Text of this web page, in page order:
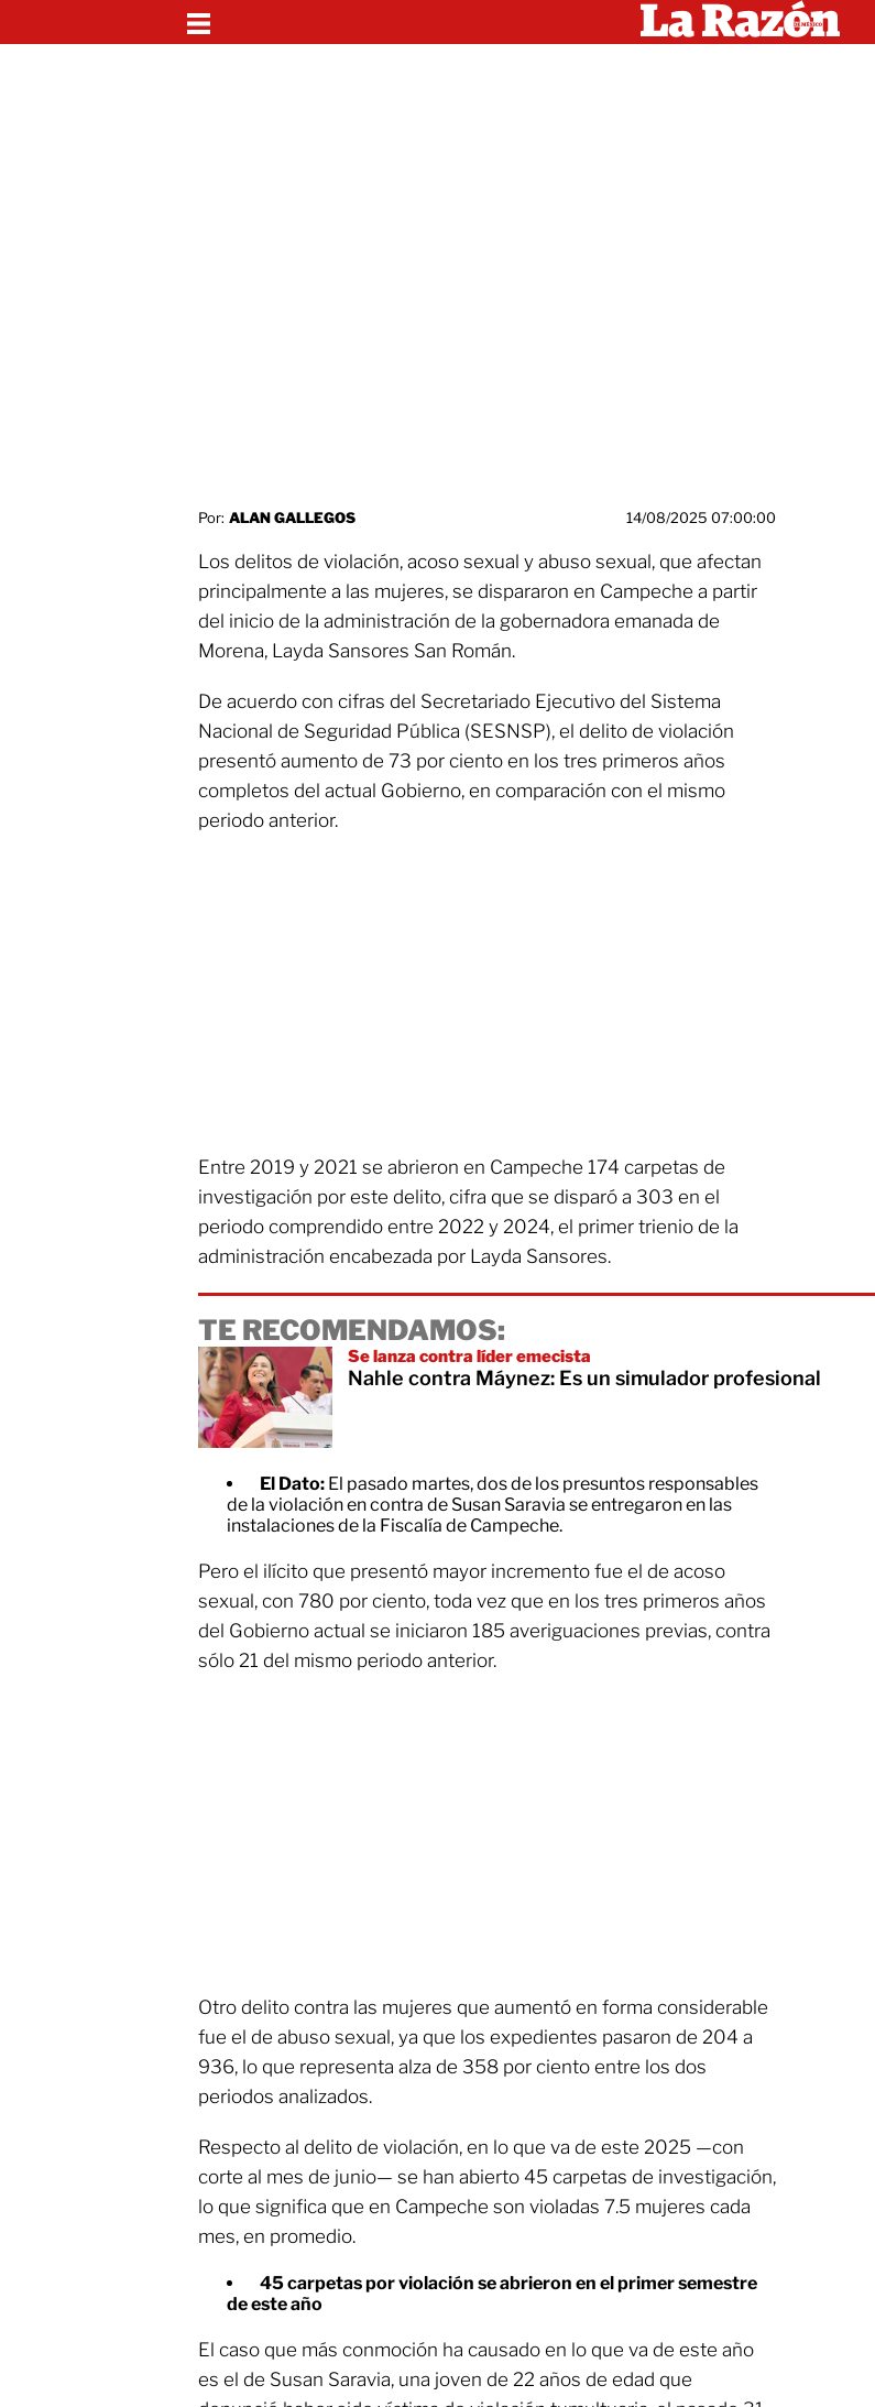
Por: ALAN GALLEGOS 14/08/2025 07:00:00
Los delitos de violación, acoso sexual y abuso sexual, que afectan
principalmente a las mujeres, se dispararon en Campeche a partir
del inicio de la administración de la gobernadora emanada de
Morena, Layda Sansores San Román.
De acuerdo con cifras del Secretariado Ejecutivo del Sistema
Nacional de Seguridad Pública (SESNSP), el delito de violación
presentó aumento de 73 por ciento en los tres primeros años
completos del actual Gobierno, en comparación con el mismo
periodo anterior.
Entre 2019 y 2021 se abrieron en Campeche 174 carpetas de
investigación por este delito, cifra que se disparó a 303 en el
periodo comprendido entre 2022 y 2024, el primer trienio de la
administración encabezada por Layda Sansores.
TE RECOMENDAMOS:
Se lanza contra líder emecista
Nahle contra Máynez: Es un simulador profesional
El Dato: El pasado martes, dos de los presuntos responsables
de la violación en contra de Susan Saravia se entregaron en las
instalaciones de la Fiscalía de Campeche.
Pero el ilícito que presentó mayor incremento fue el de acoso
sexual, con 780 por ciento, toda vez que en los tres primeros años
del Gobierno actual se iniciaron 185 averiguaciones previas, contra
sólo 21 del mismo periodo anterior.
Otro delito contra las mujeres que aumentó en forma considerable
fue el de abuso sexual, ya que los expedientes pasaron de 204 a
936, lo que representa alza de 358 por ciento entre los dos
periodos analizados.
Respecto al delito de violación, en lo que va de este 2025 —con
corte al mes de junio— se han abierto 45 carpetas de investigación,
lo que significa que en Campeche son violadas 7.5 mujeres cada
mes, en promedio.
45 carpetas por violación se abrieron en el primer semestre
de este año
El caso que más conmoción ha causado en lo que va de este año
es el de Susan Saravia, una joven de 22 años de edad que